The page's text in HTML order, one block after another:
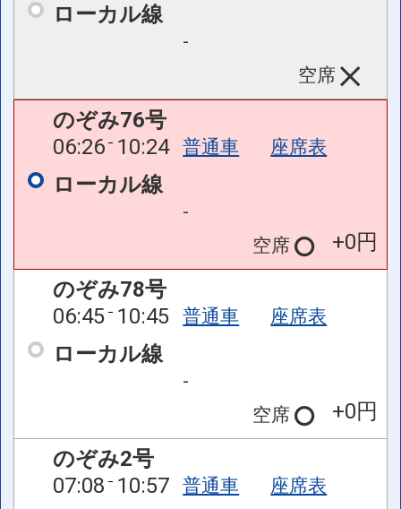
ローカル線
-
空席
のぞみ76号
06:26 10:24 普通車 座席表
ローカル線
-
空席
+0円
のぞみ78号
06:45 10:45 普通車 座席表
ローカル線
-
空席
+0円
のぞみ2号
07:08 10:57 普通車 座席表